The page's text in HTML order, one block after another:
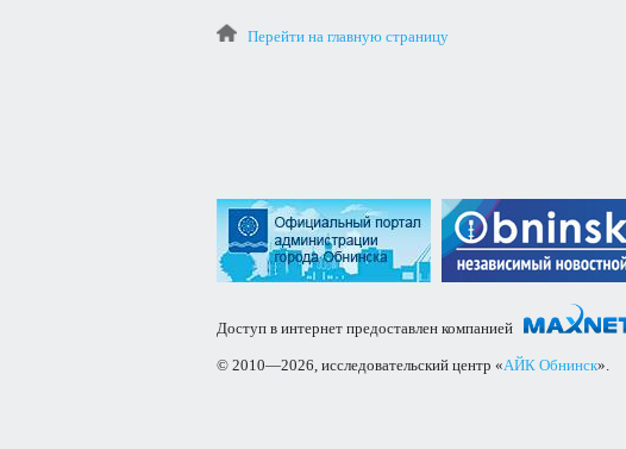
Перейти на главную страницу
Доступ в интернет предоставлен компанией
© 2010—2026, исследовательский центр «АЙК Обнинск».